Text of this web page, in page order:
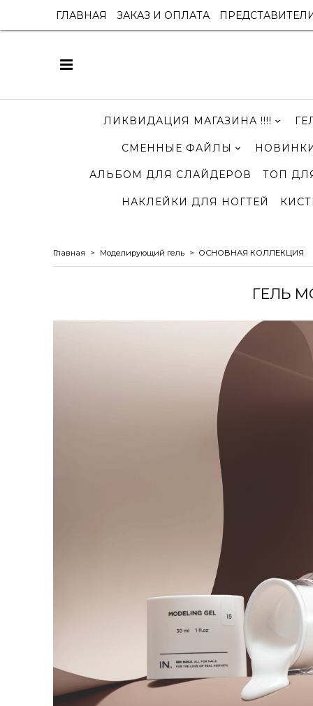
ГЛАВНАЯ ЗАКАЗ И ОПЛАТА
ЛИКВИДАЦИЯ МАГАЗИНА !!!!
СМЕННЫЕ ФАЙЛЫ
АЛЬБОМ ДЛЯ СЛАЙДЕРОВ ТОП
НАКЛЕЙКИ ДЛЯ НОГТЕЙ
Главная Моделирующий гель ОСНОВНАЯ КОЛЛЕКЦИЯ
ГЕЛЬ